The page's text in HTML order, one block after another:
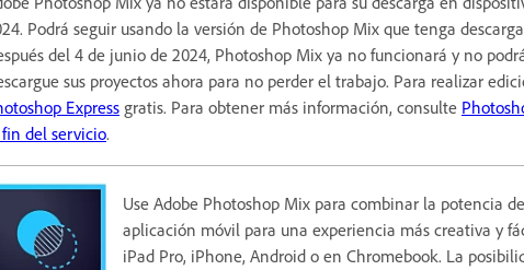
Podrá seguir usando la versión de Photoshop Mix que tenga
del 4 de junio de 2024, Photoshop Mix ya no funcionará y no
sus proyectos ahora para no perder el trabajo. Para realizar
Express gratis. Para obtener más información, consulte
del servicio.
Use Adobe Photoshop Mix para combinar la potencia
aplicación móvil para una experiencia más creativa y
iPad Pro, iPhone, Android o en Chromebook. La